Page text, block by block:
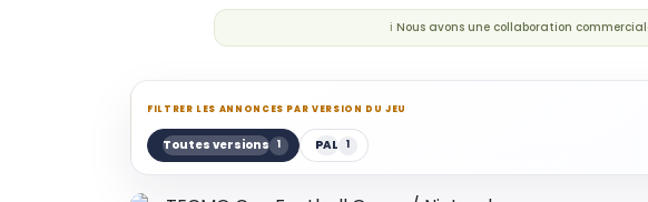
ℹ️ Nous avons une collaboration
FILTRER LES ANNONCES PAR VERSION DU JEU
Toutes versions 1 PAL 1